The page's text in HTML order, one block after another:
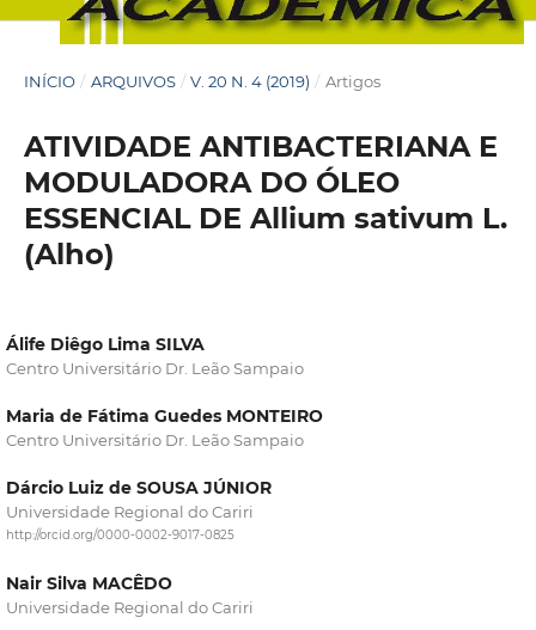
INÍCIO / ARQUIVOS / V. 20 N. 4 (2019) / Artigos
ATIVIDADE ANTIBACTERIANA E
MODULADORA DO ÓLEO
ESSENCIAL DE Allium sativum L.
(Alho)
Álife Diêgo Lima SILVA
Centro Universitário Dr. Leão Sampaio
Maria de Fátima Guedes MONTEIRO
Centro Universitário Dr. Leão Sampaio
Dárcio Luiz de SOUSA JÚNIOR
Universidade Regional do Cariri
http://orcid.org/0000-0002-9017-0825
Nair Silva MACÊDO
Universidade Regional do Cariri